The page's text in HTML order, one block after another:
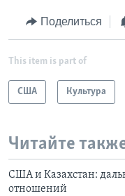
Поделиться
This item is part of
США Культура
Читайте
США и Казахстан:
отношений